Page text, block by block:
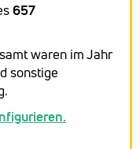
657
waren im Jahr
sonstige